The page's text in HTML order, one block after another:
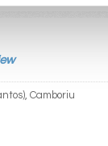
Camboriu